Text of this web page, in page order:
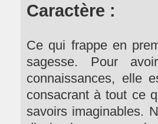
Caractère :
Ce qui frappe en
sagesse. Pour
connaissances, elle
consacrant à tout ce
savoirs imaginables.